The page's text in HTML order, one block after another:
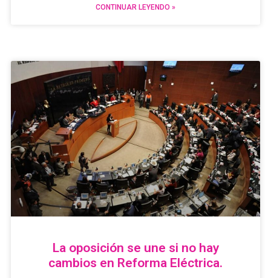
CONTINUAR LEYENDO »
La oposición se une si no hay
cambios en Reforma Eléctrica.